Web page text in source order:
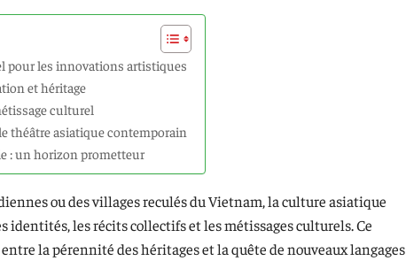
pour les innovations artistiques
et héritage
culturel
théâtre asiatique contemporain
: un horizon prometteur
ou des villages reculés du Vietnam, la culture asiatique
les récits collectifs et les métissages culturels. Ce
la pérennité des héritages et la quête de nouveaux langages